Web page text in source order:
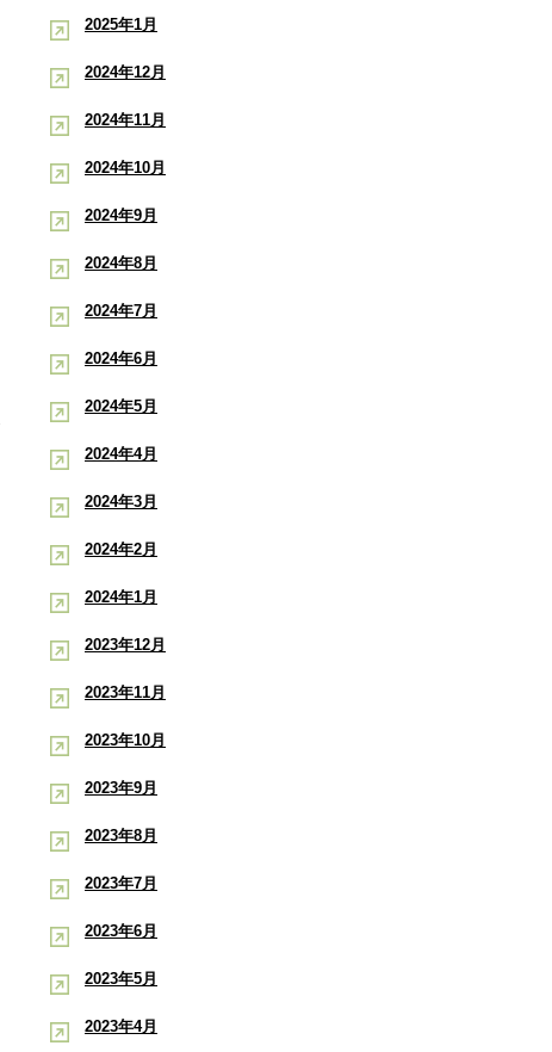
2025年1月
2024年12月
2024年11月
2024年10月
2024年9月
2024年8月
2024年7月
2024年6月
2024年5月
2024年4月
2024年3月
2024年2月
2024年1月
2023年12月
2023年11月
2023年10月
2023年9月
2023年8月
2023年7月
2023年6月
2023年5月
2023年4月